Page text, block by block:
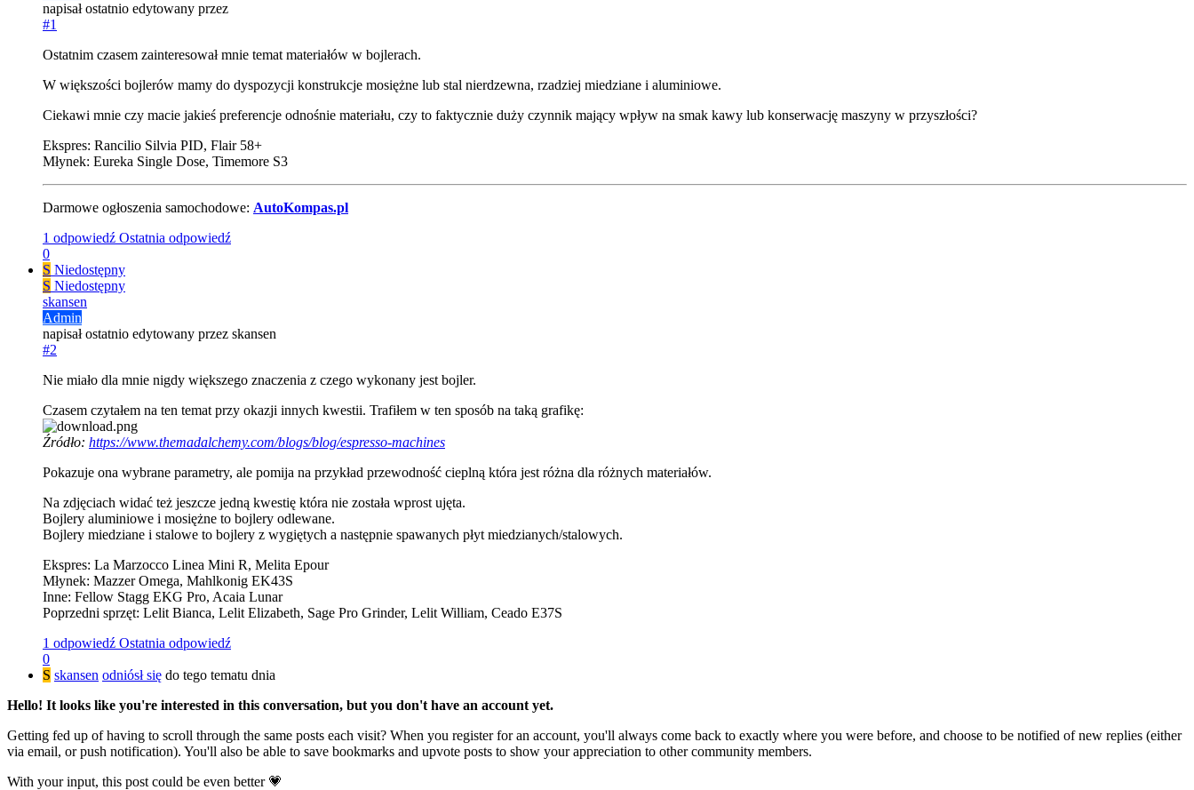
napisałostatnio edytowany przez
#1
Ostatnim czasem zainteresował mnie temat materiałów w bojlerach.
W większości bojlerów mamy do dyspozycji konstrukcje mosiężne lub stal nierdzewna, rzadziej miedziane i aluminiowe.
Ciekawi mnie czy macie jakieś preferencje odnośnie materiału, czy to faktycznie duży czynnik mający wpływ na smak kawy lub konserwację maszyny w przyszłości?
Ekspres: Rancilio Silvia PID, Flair 58+
Młynek: Eureka Single Dose, Timemore S3
Darmowe ogłoszenia samochodowe: AutoKompas.pl
1 odpowiedź Ostatnia odpowiedź
0
S Niedostępny
S Niedostępny
skansen
Admin
napisałostatnio edytowany przez skansen
#2
Nie miało dla mnie nigdy większego znaczenia z czego wykonany jest bojler.
Czasem czytałem na ten temat przy okazji innych kwestii. Trafiłem w ten sposób na taką grafikę:
Źródło: https://www.themadalchemy.com/blogs/blog/espresso-machines
Pokazuje ona wybrane parametry, ale pomija na przykład przewodność cieplną która jest różna dla różnych materiałów.
Na zdjęciach widać też jeszcze jedną kwestię która nie została wprost ujęta.
Bojlery aluminiowe i mosiężne to bojlery odlewane.
Bojlery miedziane i stalowe to bojlery z wygiętych a następnie spawanych płyt miedzianych/stalowych.
Ekspres: La Marzocco Linea Mini R, Melita Epour
Młynek: Mazzer Omega, Mahlkonig EK43S
Inne: Fellow Stagg EKG Pro, Acaia Lunar
Poprzedni sprzęt: Lelit Bianca, Lelit Elizabeth, Sage Pro Grinder, Lelit William, Ceado E37S
1 odpowiedź Ostatnia odpowiedź
0
S skansen odniósł się do tego tematu dnia
Hello! It looks like you're interested in this conversation, but you don't have an account yet.
Getting fed up of having to scroll through the same posts each visit? When you register for an account, you'll always come back to exactly where you were before, and choose to be notified of new replies (either
via email, or push notification). You'll also be able to save bookmarks and upvote posts to show your appreciation to other community members.
With your input, this post could be even better 💗